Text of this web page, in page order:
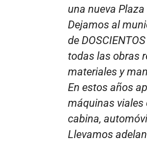
una nueva Plaza
Dejamos al
de
todas las obras
materiales y
En estos años
máquinas viales
cabina,
Llevamos